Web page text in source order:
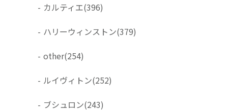
- カルティエ(396)
- ハリーウィンストン(379)
- other(254)
- ルイヴィトン(252)
- ブシュロン(243)